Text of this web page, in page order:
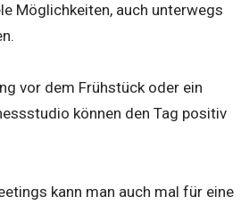
Möglichkeiten, auch unterwegs
vor dem Frühstück oder ein
können den Tag positiv
kann man auch mal für eine